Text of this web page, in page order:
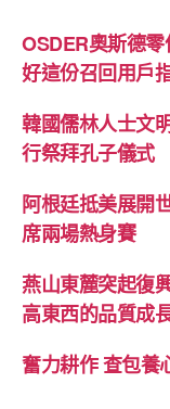
OSDER奧斯德
好這份召回用戶
韓國儒林人士文
行祭拜孔子儀式
阿根廷抵美展開
席兩場熱身賽
燕山東麓突起復
高東西的品質成
奮力耕作 查包養